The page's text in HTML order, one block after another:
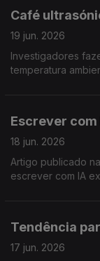
Café
19 jun. 2026
Investigadores
temperatura
Escrever
18 jun. 2026
Artigo publicado
escrever com IA
Tendência
17 jun. 2026